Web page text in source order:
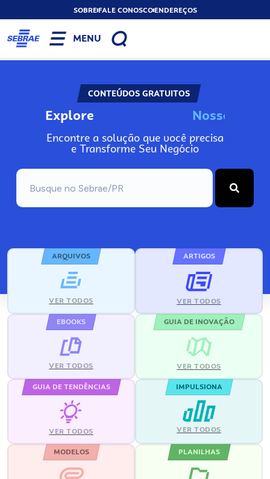
SOBREFALE CONOSCOENDEREÇOS
MENU
CONTEÚDOS GRATUITOS
Explore No
Encontre a solução que você precisa
e Transforme Seu Negócio
ARQUIVOS
VER TODOS
ARTIGOS
VER TODOS
EBOOKS
VER TODOS
GUIA DE INOVAÇÃO
VER TODOS
GUIA DE TENDÊNCIAS
VER TODOS
IMPULSIONA
VER TODOS
MODELOS PLANILHAS